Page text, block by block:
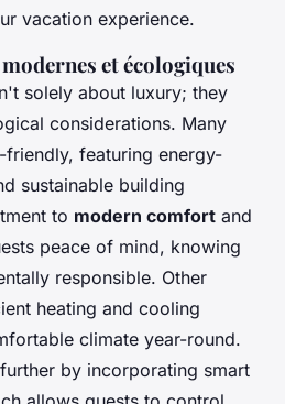
vacation experience.
et écologiques
solely about luxury; they
considerations. Many
featuring energy-
sustainable building
to modern comfort and
peace of mind, knowing
responsible. Other
heating and cooling
climate year-round.
by incorporating smart